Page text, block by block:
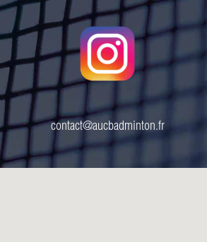
contact@aucbadminton.fr